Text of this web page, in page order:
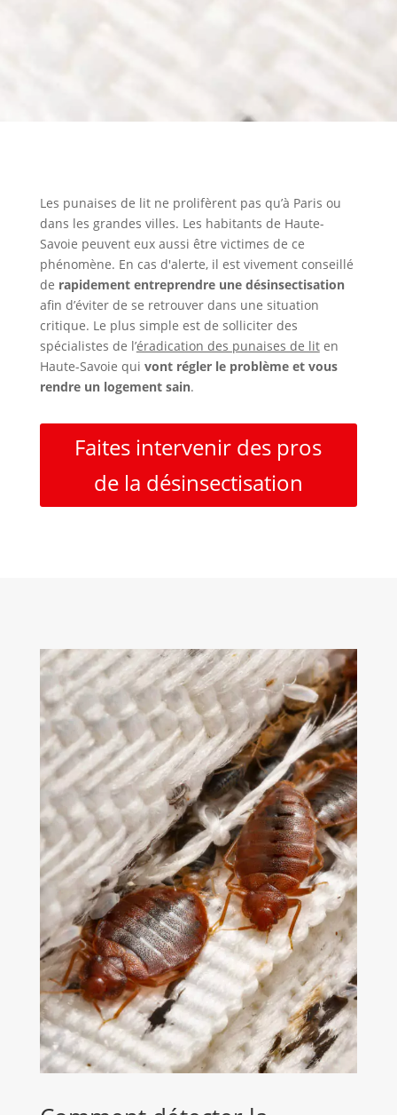
Les punaises de lit ne prolifèrent pas qu’à Paris ou
dans les grandes villes. Les habitants de Haute-
Savoie peuvent eux aussi être victimes de ce
phénomène. En cas d'alerte, il est vivement conseillé
de rapidement entreprendre une désinsectisation
afin d’éviter de se retrouver dans une situation
critique. Le plus simple est de solliciter des
spécialistes de l’éradication des punaises de liten
Haute-Savoie qui vont régler le problème et vous
rendre un logement sain.
Faites intervenir des pros
de la désinsectisation